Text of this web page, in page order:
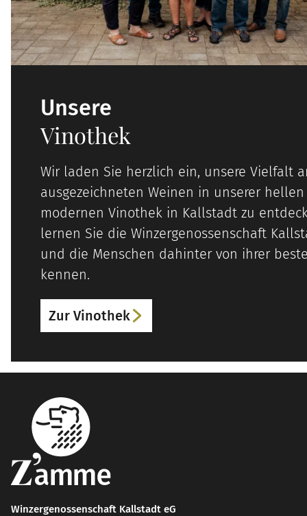
Unsere
Vinothek
Wir laden Sie herzlich ein, unsere Vielfalt
ausgezeichneten Weinen in unserer
modernen Vinothek in Kallstadt zu
lernen Sie die Winzergenossenschaft
und die Menschen dahinter von ihrer
kennen.
Zur Vinothek
Winzergenossenschaft Kallstadt eG